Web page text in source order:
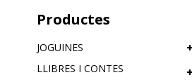
Productes
JOGUINES
LLIBRES I CONTES